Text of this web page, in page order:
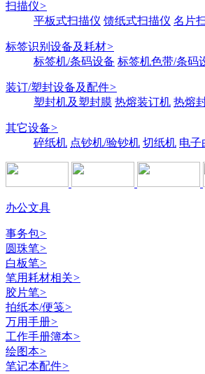
扫描仪>
平板式扫描仪 馈纸式扫描仪 名片
标签识别设备及耗材>
标签机/条码设备 标签机色带/条码
装订/塑封设备及配件>
塑封机及塑封膜 热熔装订机 热熔
其它设备>
碎纸机 点钞机/验钞机 切纸机 电子
办公文具
事务包>
圆珠笔>
白板笔>
笔用耗材相关>
胶片笔>
拍纸本/便笺>
万用手册>
工作手册簿本>
绘图本>
笔记本配件>